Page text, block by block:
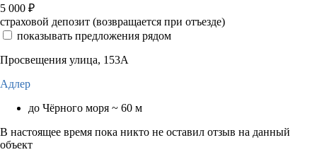
5 000 ₽
страховой депозит (возвращается при отъезде)
показывать предложения рядом
Просвещения улица, 153А
Адлер
до Чёрного моря ~ 60 м
В настоящее время пока никто не оставил отзыв на данный
объект